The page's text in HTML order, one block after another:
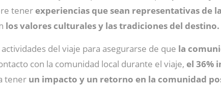
tenerexperiencias que sean representativas de
los valores culturales y las tradiciones del destino.
del viaje para asegurarse de que la
con la comunidad local durante el viaje, el 36%
tener un impacto y un retorno en la comunidad